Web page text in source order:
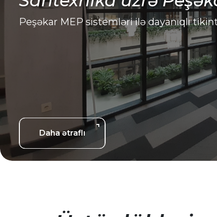
Möhkəm təməl, peşəkar yanaşma ilə
Daha ətraflı